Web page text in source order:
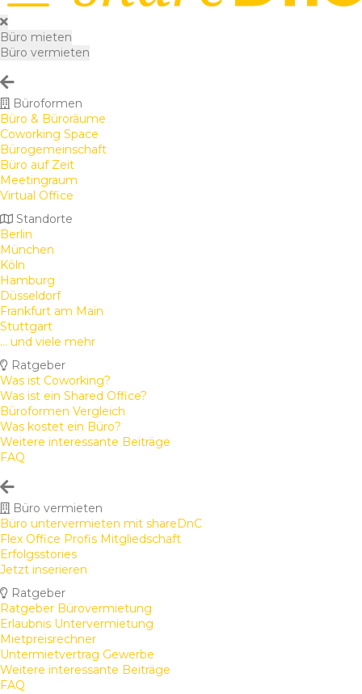
Büro mieten
Büro vermieten
Büroformen
Büro & Büroräume
Coworking Space
Bürogemeinschaft
Büro auf Zeit
Meetingraum
Virtual Office
Standorte
Berlin
München
Köln
Hamburg
Düsseldorf
Frankfurt am Main
Stuttgart
... und viele mehr
Ratgeber
Was ist Coworking?
Was ist ein Shared Office?
Büroformen Vergleich
Was kostet ein Büro?
Weitere interessante Beiträge
FAQ
Büro vermieten
Büro untervermieten mit shareDnC
Flex Office Profis Mitgliedschaft
Erfolgsstories
Jetzt inserieren
Ratgeber
Ratgeber Bürovermietung
Erlaubnis Untervermietung
Mietpreisrechner
Untermietvertrag Gewerbe
Weitere interessante Beiträge
FAQ